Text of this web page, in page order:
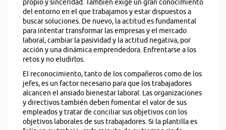
propio y sinceridad. También exige un gran conocimiento
del entorno en el que trabajamos y estar dispuestos a
buscar soluciones. De nuevo, la actitud es fundamental
para intentar transformar las empresas y el mercado
laboral, cambiar la pasividad y la actitud negativa, por
acción y una dinámica emprendedora. Enfrentarse a los
retos y no eludirlos.
El reconocimiento, tanto de los compañeros como de los
jefes, es un factor necesario para que los trabajadores
alcancen el ansiado bienestar laboral. Las organizaciones
y directivos también deben fomentar el valor de sus
empleados y tratar de conciliar sus objetivos con los
objetivos laborales de sus trabajadores. Si la plantilla es